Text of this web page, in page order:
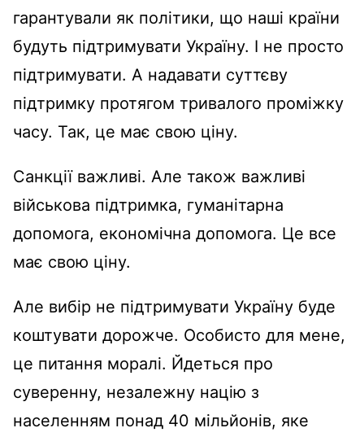
гарантували як політики, що наші країни
будуть підтримувати Україну. І не просто
підтримувати. А надавати суттєву
підтримку протягом тривалого проміжку
часу. Так, це має свою ціну.
Санкції важливі. Але також важливі
військова підтримка, гуманітарна
допомога, економічна допомога. Це все
має свою ціну.
Але вибір не підтримувати Україну буде
коштувати дорожче. Особисто для мене,
це питання моралі. Йдеться про
суверенну, незалежну націю з
населенням понад 40 мільйонів, яке